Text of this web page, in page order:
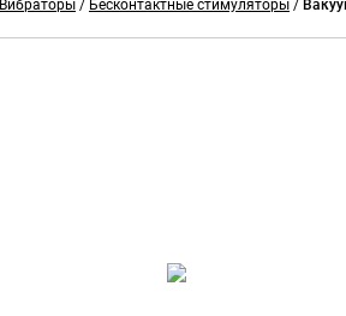
Вибраторы / Бесконтактные стимуляторы /